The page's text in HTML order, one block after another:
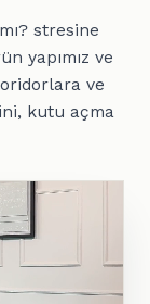
stresine
yapımız ve
ve
kutu açma